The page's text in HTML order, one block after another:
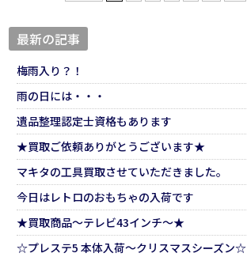
最新の記事
梅雨入り？！
雨の日には・・・
遺品整理認定士資格もあります
★買取ご依頼ありがとうございます★
マキタの工具買取させていただきました。
今日はレトロのおもちゃの入荷です
★買取商品～テレビ43インチ～★
☆プレステ5 本体入荷～クリスマスシーズン☆